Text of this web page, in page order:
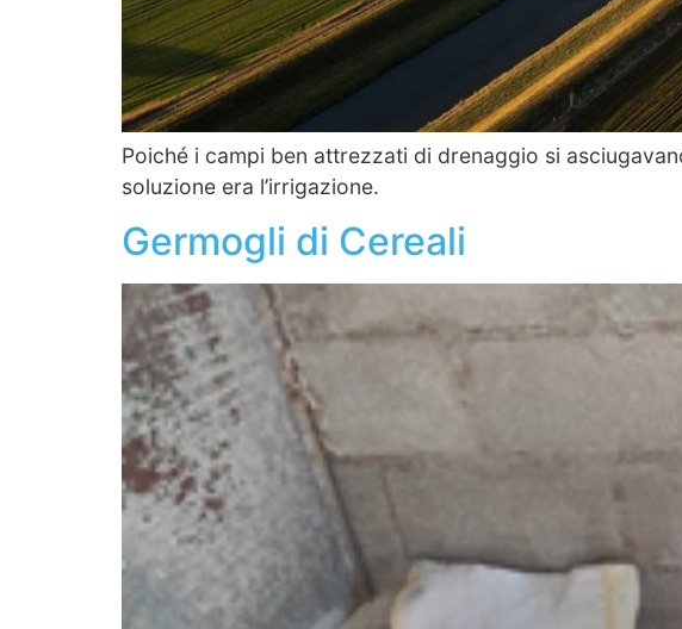
Poiché i campi ben attrezzati di drenaggio si
soluzione era l’irrigazione.
Germogli di Cereali